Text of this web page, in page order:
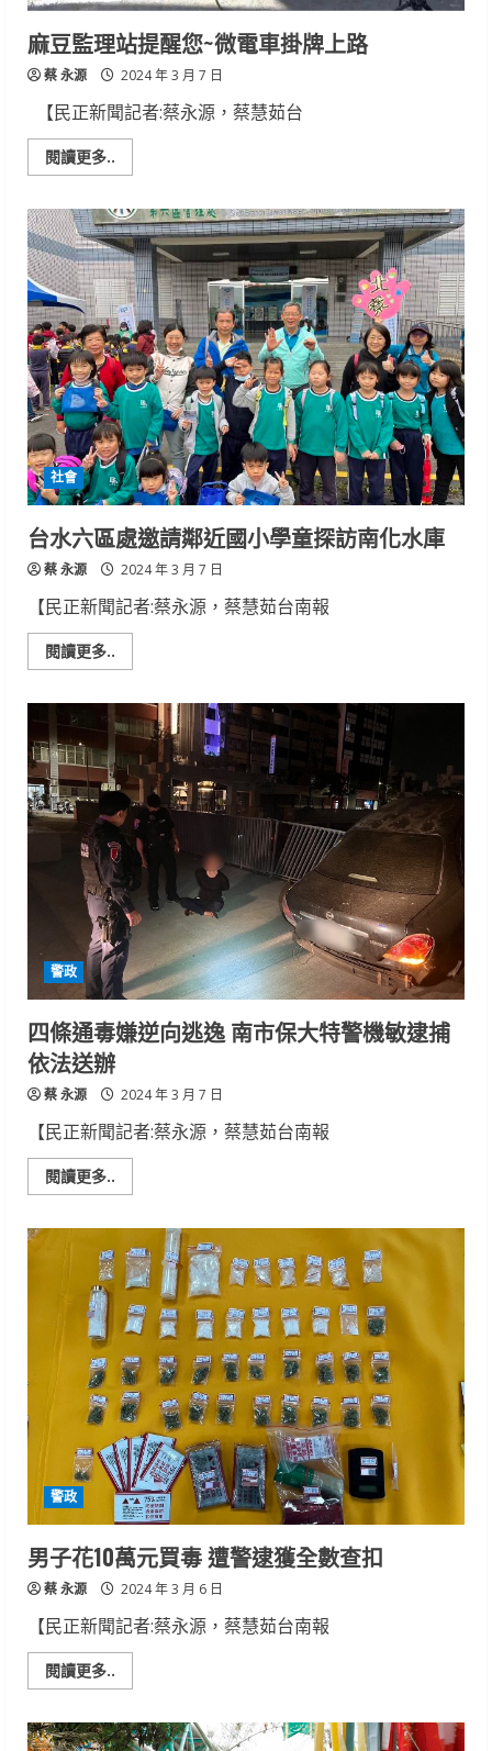
麻豆監理站提醒您~微電車掛牌上路
蔡 永源 2024 年 3 月 7 日
【民正新聞記者:蔡永源，蔡慧茹台
閱讀更多..
more
豆
監
理
站
提
醒
您
~
微
電
車
掛
牌
上
路
社會
台水六區處邀請鄰近國小學童探訪南化水庫
蔡 永源 2024 年 3 月 7 日
【民正新聞記者:蔡永源，蔡慧茹台南報
閱讀更多..
more
六
區
處
邀
請
鄰
近
小
學
童
探
訪
南
化
水
庫
警政
四條通毒嫌逆向逃逸 南市保大特警機敏逮捕
依法送辦
蔡 永源 2024 年 3 月 7 日
【民正新聞記者:蔡永源，蔡慧茹台南報
閱讀更多..
more
通
毒
嫌
向
逃
南
市
保
大
特
警
機
敏
逮
捕
依
法
送
辦
警政
男子花10萬元買毒 遭警逮獲全數查扣
蔡 永源 2024 年 3 月 6 日
【民正新聞記者:蔡永源，蔡慧茹台南報
閱讀更多..
more
子
花